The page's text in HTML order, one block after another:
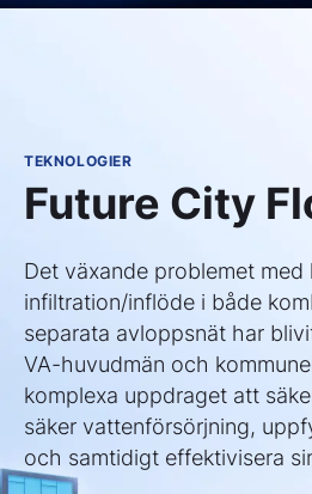
TEKNOLOGIER
Future City
Det växande problemet
infiltration/inflöde i både
separata avloppsnät har
VA-huvudmän och
komplexa uppdraget att
säker vattenförsörjning,
och samtidigt effektivisera